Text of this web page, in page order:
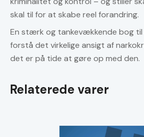
skal til for at skabe reel forandring.
En stærk og tankevækkende bog til
forstå det virkelige ansigt af
det er på tide at gøre op med den.
Relaterede varer